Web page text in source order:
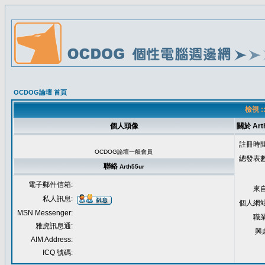
OCDOG論壇 首頁
檢視
個人頭像
關於
OCDOG論壇一般會員
註冊時
總發表
來
個人網
職
興
聯絡 Arth55ur
電子郵件信箱:
私人訊息:
MSN Messenger:
雅虎訊息通:
AIM Address:
ICQ 號碼: